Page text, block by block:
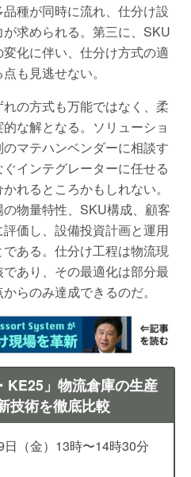
種が同時に流れ、仕分け設
求められる。第三に、SKU
化に伴い、仕分け方式の適
も見逃せない。
の方式も万能ではなく、柔
な解となる。ソリューショ
マテハンベンダーに相談す
インテグレーターに任せる
れるところかもしれない。
物量特性、SKU構成、顧客
価し、設備投資計画と運用
ある。仕分け工程は物流現
あり、その最適化は部分最
らのみ達成できるのだ。
KE25」物流倉庫の生産
技術を徹底比較
（金）13時〜14時30分